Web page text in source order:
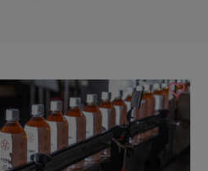
乳製品
米麵雜糧
一籃菜真心話
合作聯合國
生活提案